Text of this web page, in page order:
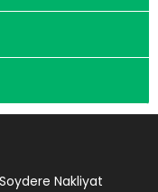
Nakliyat